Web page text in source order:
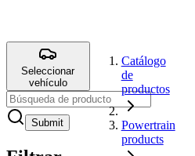
Seleccionar
vehículo
Submit
Catálogo
de
productos
Powertrain
products